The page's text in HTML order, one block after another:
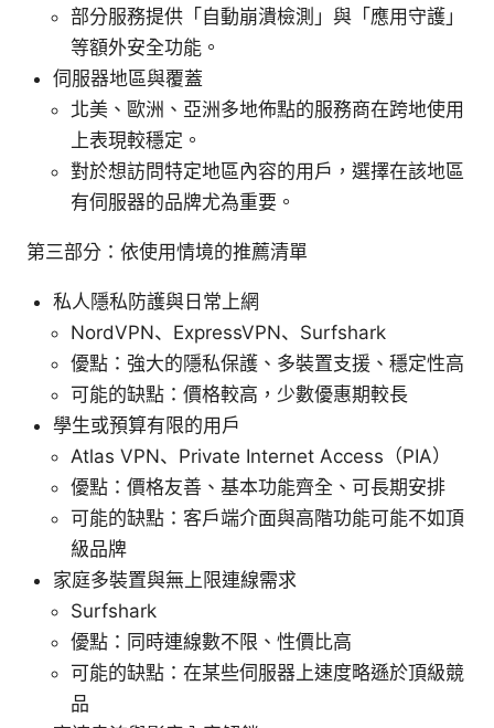
部分服務提供「自動崩潰檢測」與「應用守護」
等額外安全功能。
伺服器地區與覆蓋
北美、歐洲、亞洲多地佈點的服務商在跨地使用
上表現較穩定。
對於想訪問特定地區內容的用戶，選擇在該地區
有伺服器的品牌尤為重要。
第三部分：依使用情境的推薦清單
私人隱私防護與日常上網
NordVPN、ExpressVPN、Surfshark
優點：強大的隱私保護、多裝置支援、穩定性高
可能的缺點：價格較高，少數優惠期較長
學生或預算有限的用戶
Atlas VPN、Private Internet Access（PIA）
優點：價格友善、基本功能齊全、可長期安排
可能的缺點：客戶端介面與高階功能可能不如頂
級品牌
家庭多裝置與無上限連線需求
Surfshark
優點：同時連線數不限、性價比高
可能的缺點：在某些伺服器上速度略遜於頂級競
品